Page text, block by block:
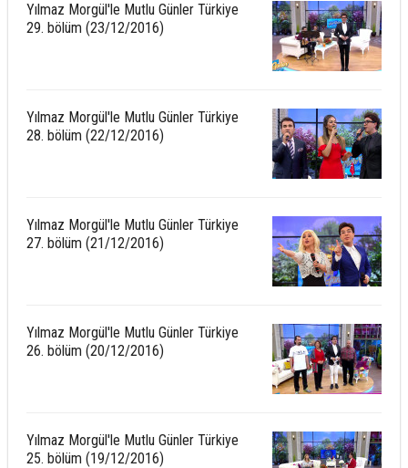
Yılmaz Morgül'le Mutlu Günler Türkiye
29. bölüm (23/12/2016)
Yılmaz Morgül'le Mutlu Günler Türkiye
28. bölüm (22/12/2016)
Yılmaz Morgül'le Mutlu Günler Türkiye
27. bölüm (21/12/2016)
Yılmaz Morgül'le Mutlu Günler Türkiye
26. bölüm (20/12/2016)
Yılmaz Morgül'le Mutlu Günler Türkiye
25. bölüm (19/12/2016)